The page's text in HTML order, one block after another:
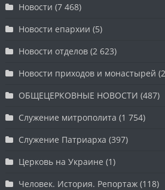
Новости (7 468)
Новости епархии (5)
Новости отделов (2 623)
Новости приходов и монастырей
ОБЩЕЦЕРКОВНЫЕ НОВОСТИ (487)
Служение митрополита (1 754)
Служение Патриарха (397)
Церковь на Украине (1)
Человек. История. Репортаж (118)